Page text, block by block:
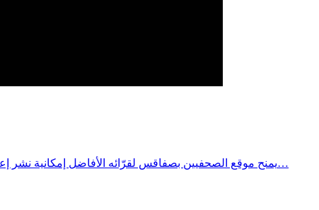
يمنح موقع الصحفيين بصفاقس لقرّائه الأفاضل إمكانية نشر إعلاناتهم (بيع، شراء، كراء) أو الإشهار لمحلاتهم ومنتوجاتهم في الصحيفة الإلكترونية ووضعها أيضا على صفحتنا بشبكة التواصل الاجتماعي (أكثر…